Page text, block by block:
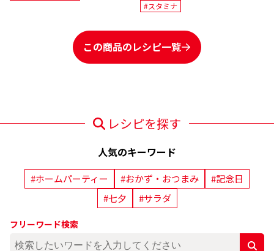
#スタミナ
この商品のレシピ一覧
レシピを探す
人気のキーワード
#ホームパーティー #おかず・おつまみ
#記念日
#七夕
#サラダ
フリーワード検索